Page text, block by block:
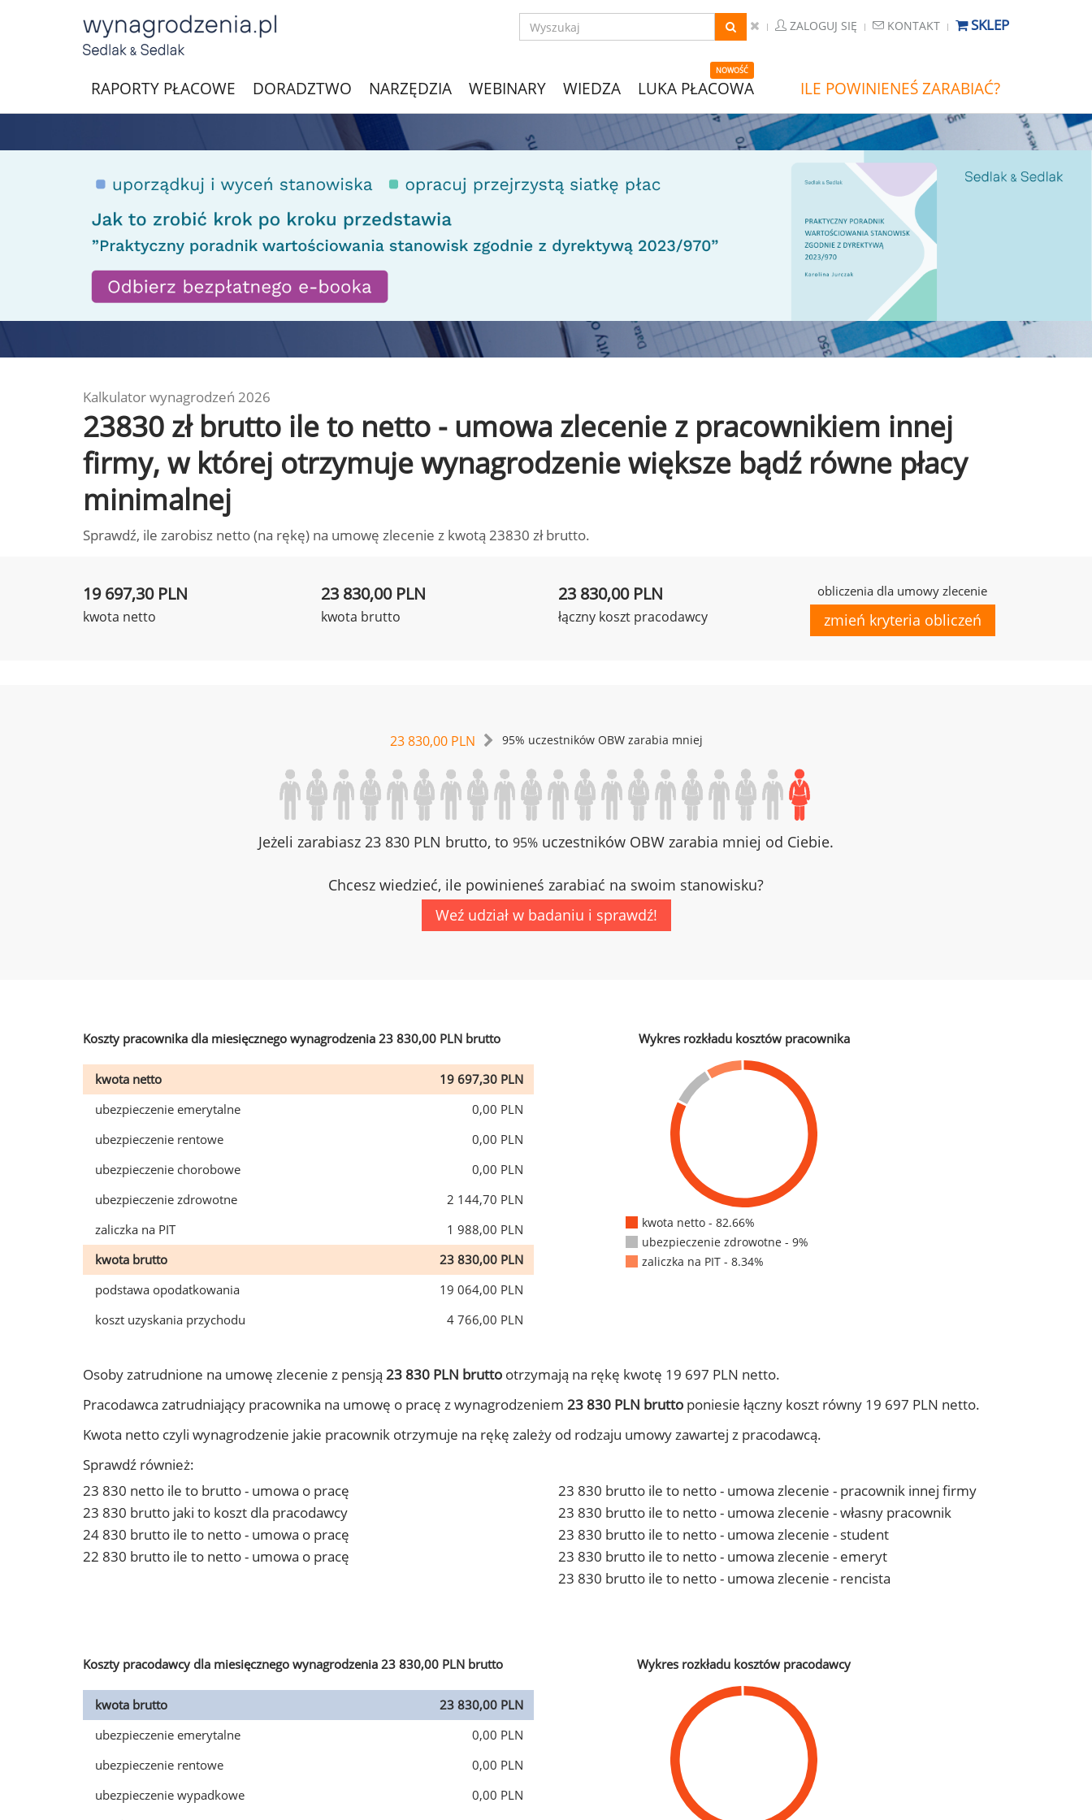
ZALOGUJ SIĘ KONTAKT SKLEP
RAPORTY PŁACOWE DORADZTWO NARZĘDZIA WEBINARY WIEDZA
NOWOŚĆ
LUKA PŁACOWA ILE POWINIENEŚ ZARABIAĆ?
Kalkulator wynagrodzeń 2026
23830 zł brutto ile to netto - umowa zlecenie z pracownikiem innej
firmy, w której otrzymuje wynagrodzenie większe bądź równe płacy
minimalnej
Sprawdź, ile zarobisz netto (na rękę) na umowę zlecenie z kwotą 23830 zł brutto.
19 697,30 PLN
kwota netto
23 830,00 PLN
kwota brutto
23 830,00 PLN
łączny koszt pracodawcy
obliczenia dla umowy zlecenie
zmień kryteria obliczeń
23 830,00 PLN 95% uczestników OBW zarabia mniej
Jeżeli zarabiasz 23 830 PLN brutto, to 95% uczestników OBW zarabia mniej od Ciebie.
Chcesz wiedzieć, ile powinieneś zarabiać na swoim stanowisku?
Weź udział w badaniu i sprawdź!
Koszty pracownika dla miesięcznego wynagrodzenia 23 830,00 PLN brutto
kwota netto
19 697,30 PLN
ubezpieczenie emerytalne
0,00 PLN
ubezpieczenie rentowe
0,00 PLN
ubezpieczenie chorobowe
0,00 PLN
ubezpieczenie zdrowotne
2 144,70 PLN
zaliczka na PIT
1 988,00 PLN
kwota brutto
23 830,00 PLN
podstawa opodatkowania
19 064,00 PLN
koszt uzyskania przychodu
4 766,00 PLN
Wykres rozkładu kosztów pracownika
kwota netto - 82.66%
ubezpieczenie zdrowotne - 9%
zaliczka na PIT - 8.34%
Osoby zatrudnione na umowę zlecenie z pensją 23 830 PLN brutto otrzymają na rękę kwotę 19 697 PLN netto.
Pracodawca zatrudniający pracownika na umowę o pracę z wynagrodzeniem 23 830 PLN brutto poniesie łączny koszt równy 19 697 PLN netto.
Kwota netto czyli wynagrodzenie jakie pracownik otrzymuje na rękę zależy od rodzaju umowy zawartej z pracodawcą.
Sprawdź również:
23 830 netto ile to brutto - umowa o pracę
23 830 brutto jaki to koszt dla pracodawcy
24 830 brutto ile to netto - umowa o pracę
22 830 brutto ile to netto - umowa o pracę
23 830 brutto ile to netto - umowa zlecenie - pracownik innej firmy
23 830 brutto ile to netto - umowa zlecenie - własny pracownik
23 830 brutto ile to netto - umowa zlecenie - student
23 830 brutto ile to netto - umowa zlecenie - emeryt
23 830 brutto ile to netto - umowa zlecenie - rencista
Koszty pracodawcy dla miesięcznego wynagrodzenia 23 830,00 PLN brutto
kwota brutto
23 830,00 PLN
ubezpieczenie emerytalne
0,00 PLN
ubezpieczenie rentowe
0,00 PLN
ubezpieczenie wypadkowe
0,00 PLN
Wykres rozkładu kosztów pracodawcy